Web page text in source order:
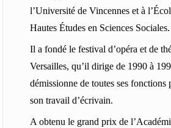
l’Université de Vincennes et à
Hautes Études en Sciences Sociales.
Il a fondé le festival d’opéra et de
Versailles, qu’il dirige de 1990 à
démissionne de toutes ses fonctions
son travail d’écrivain.
A obtenu le grand prix de